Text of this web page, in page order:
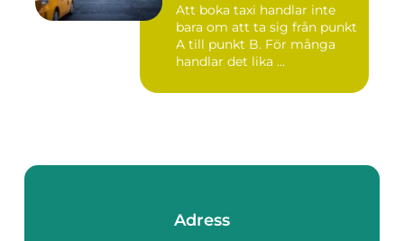
Att boka taxi handlar inte
bara om att ta sig från punkt
A till punkt B. För många
handlar det lika ...
Adress